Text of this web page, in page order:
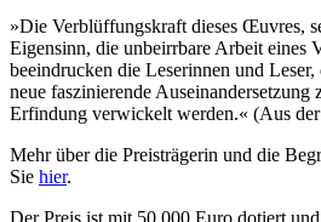
»Die Verblüffungskraft dieses Œuvres,
Eigensinn, die unbeirrbare Arbeit eines
beeindrucken die Leserinnen und
neue faszinierende Auseinandersetzung
Erfindung verwickelt werden.« (Aus
Mehr über die Preisträgerin und die
Sie hier.